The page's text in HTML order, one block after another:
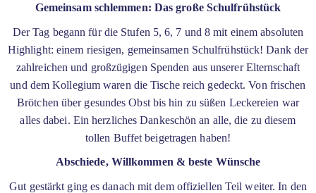
Gemeinsam schlemmen: Das große Schulfrühstück
Der Tag begann für die Stufen 5, 6, 7 und 8 mit einem absoluten
Highlight: einem riesigen, gemeinsamen Schulfrühstück! Dank der
zahlreichen und großzügigen Spenden aus unserer Elternschaft
und dem Kollegium waren die Tische reich gedeckt. Von frischen
Brötchen über gesundes Obst bis hin zu süßen Leckereien war
alles dabei. Ein herzliches Dankeschön an alle, die zu diesem
tollen Buffet beigetragen haben!
Abschiede, Willkommen & beste Wünsche
Gut gestärkt ging es danach mit dem offiziellen Teil weiter. In den